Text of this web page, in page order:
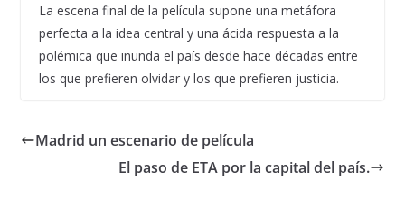
La escena final de la película supone una metáfora
perfecta a la idea central y una ácida respuesta a la
polémica que inunda el país desde hace décadas entre
los que prefieren olvidar y los que prefieren justicia.
Madrid un escenario de película
El paso de ETA por la capital del país.